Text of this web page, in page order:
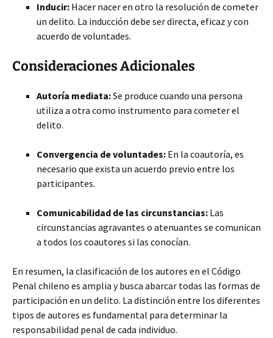
Inducir: Hacer nacer en otro la resolución de cometer
un delito. La inducción debe ser directa, eficaz y con
acuerdo de voluntades.
Consideraciones Adicionales
Autoría mediata:Se produce cuando una persona
utiliza a otra como instrumento para cometer el
delito.
Convergencia de voluntades: En la coautoría, es
necesario que exista un acuerdo previo entre los
participantes.
Comunicabilidad de las circunstancias: Las
circunstancias agravantes o atenuantes se comunican
a todos los coautores si las conocían.
En resumen, la clasificación de los autores en el Código
Penal chileno es amplia y busca abarcar todas las formas de
participación en un delito. La distinción entre los diferentes
tipos de autores es fundamental para determinar la
responsabilidad penal de cada individuo.